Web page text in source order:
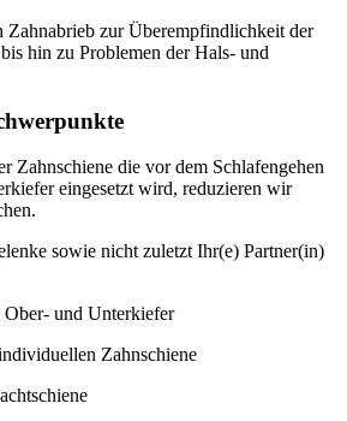
Zahnabrieb zur Überempfindlichkeit der
hin zu Problemen der Hals- und
Zahnschiene die vor dem Schlafengehen
eingesetzt wird, reduzieren wir
sowie nicht zuletzt Ihr(e) Partner(in)
und Unterkiefer
Zahnschiene